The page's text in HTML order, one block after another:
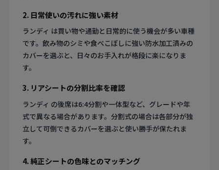
2. 日常使いの汚れに強い素材
ランディ は買い物や通勤と日常的に使う機会が多い車種
です。飲み物のシミや食べこぼしに強い防水加工済みの
カバーを選ぶと、日々のお手入れが格段に楽になりま
す。
3. リアシートの分割比率を確認
ランディ の後席は6:4分割や一体型など、グレードや年
式で異なる場合があります。分割式の場合は各部分が独
立して可倒できるカバーを選ぶと使い勝手が保たれま
す。
4. 純正シートの色味とのマッチング